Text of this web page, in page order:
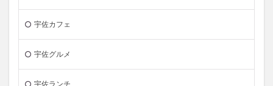
宇佐カフェ
宇佐グルメ
宇佐ランチ